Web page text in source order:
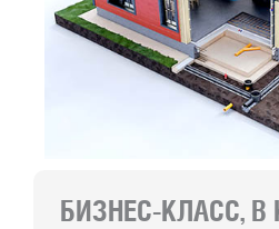
БИЗНЕС-КЛАСС,